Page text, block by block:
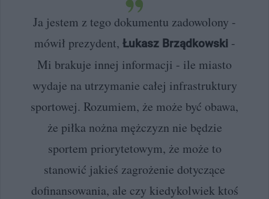
Ja jestem z tego dokumentu zadowolony -
mówił prezydent, Łukasz Brządkowski-
Mi brakuje innej informacji - ile miasto
wydaje na utrzymanie całej infrastruktury
sportowej. Rozumiem, że może być obawa,
że piłka nożna mężczyzn nie będzie
sportem priorytetowym, że może to
stanowić jakieś zagrożenie dotyczące
dofinansowania, ale czy kiedykolwiek ktoś